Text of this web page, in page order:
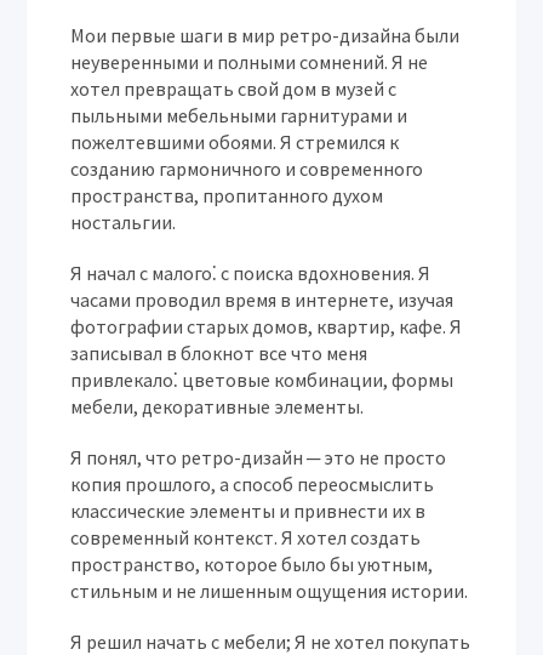
Мои первые шаги в мир ретро-дизайна были
неуверенными и полными сомнений. Я не
хотел превращать свой дом в музей с
пыльными мебельными гарнитурами и
пожелтевшими обоями. Я стремился к
созданию гармоничного и современного
пространства, пропитанного духом
ностальгии.
Я начал с малого⁚ с поиска вдохновения. Я
часами проводил время в интернете, изучая
фотографии старых домов, квартир, кафе. Я
записывал в блокнот все что меня
привлекало⁚ цветовые комбинации, формы
мебели, декоративные элементы.
Я понял, что ретро-дизайн ─ это не просто
копия прошлого, а способ переосмыслить
классические элементы и привнести их в
современный контекст. Я хотел создать
пространство, которое было бы уютным,
стильным и не лишенным ощущения истории.
Я решил начать с мебели; Я не хотел покупать